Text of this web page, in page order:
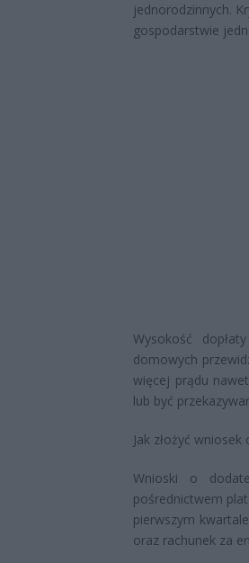
jednorodzinnych.
gospodarstwie
Wysokość
domowych
więcej prądu
lub być
Jak złożyć wniosek
Wnioski o
pośrednictwem
pierwszym
oraz rachunek za